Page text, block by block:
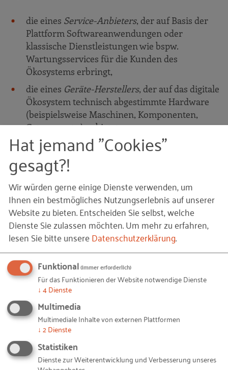
die eines Service-Anbieters, der auf Basis der
Plattform Softwareanwendungen oder
klassische Dienstleistungen wie bspw.
Wartungsservices für die Kunden des
Ökosystems erbringt,
die eines Geräte-Herstellers, der auf das digitale
Ökosystem technisch abgestimmte Hardware
(beispielsweise Maschinen, Komponenten,
Gateways etc.) anbietet.
In einer Welt, in der sich die Wertschöpfung immer
stärker in digitalen Ökosystemen organisiert, sollten
Sie sich als KMU daher die Frage stellen: Welche
digitalen Ökosysteme sind für mein Unternehmen
relevant – und wo kann ich dort jeweils einen
Mehrwert liefern?
Lektüretipp
Natürlich sind digitale Ökosysteme kein
Selbstläufer. Ihre Etablierung ist ein Kraftakt und
ihr langfristiger Erfolg hängt von der Balance
zahlreicher technischer, wirtschaftlicher,
organisatorischer und auch rechtlicher Aspekte ab.
Insbesondere Fragen nach der Sicherheit und
Nutzung der im Ökosystem durch die Partner
Hat jemand "Cookies"
gesagt?!
Wir würden gerne einige Dienste verwenden, um
Ihnen ein bestmögliches Nutzungserlebnis auf unserer
Website zu bieten. Entscheiden Sie selbst, welche
Dienste Sie zulassen möchten.Um mehr zu erfahren,
lesen Sie bitte unsereDatenschutzerklärung.
Funktional(immer erforderlich)
Für das Funktionieren der Website notwendige Dienste
↓ 4Dienste
Multimedia
Multimediale Inhalte von externen Plattformen
↓ 2Dienste
Statistiken
Dienste zur Weiterentwicklung und Verbesserung unseres